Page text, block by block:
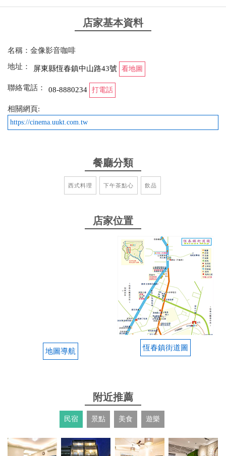
2025-10-08 15:02:17
的店家，復古且獨特。 餐點有鬆餅、義大利麵、燉
飯、炸物、飲料等。 因為人手不多，餐食又是現點現
個人認為是絕對值得的
餐點有專業水準。肉醬義大利麵味道很好，簡單的一
杯紅茶也好喝。店內的裝潢與氣氛讓人自在。
2025-08-02 19:39:54
位在恆春轉運站附近的一間咖啡廳，除了咖啡飲料鬆
餅以外，還有販售義大利麵，點義大利麵的人看起來
比點飲料的多 店內座位約有20-30個，環境整潔 推測
老闆是電影CD收藏家，店內看起來像在十多年前美劇
中會出現的錄影帶租借店 點了一杯水果茶（$90），
老闆娘端上來時我嚇了一跳，水果茶居然是用超大的
玻璃杯裝，這樣真的只要$90？！
from google
2025-05-03 13:25:53
店家基本資料
名稱：金像影音咖啡
地址：
屏東縣恆春鎮中山路43號 看地圖
聯絡電話： 08-8880234 打電話
相關網頁:
https://cinema.uukt.com.tw
餐廳分類
西式料理 下午茶點心 飲品
店家位置
地圖導航 恆春鎮街道圖
附近推薦
民宿 景點 美食 遊樂